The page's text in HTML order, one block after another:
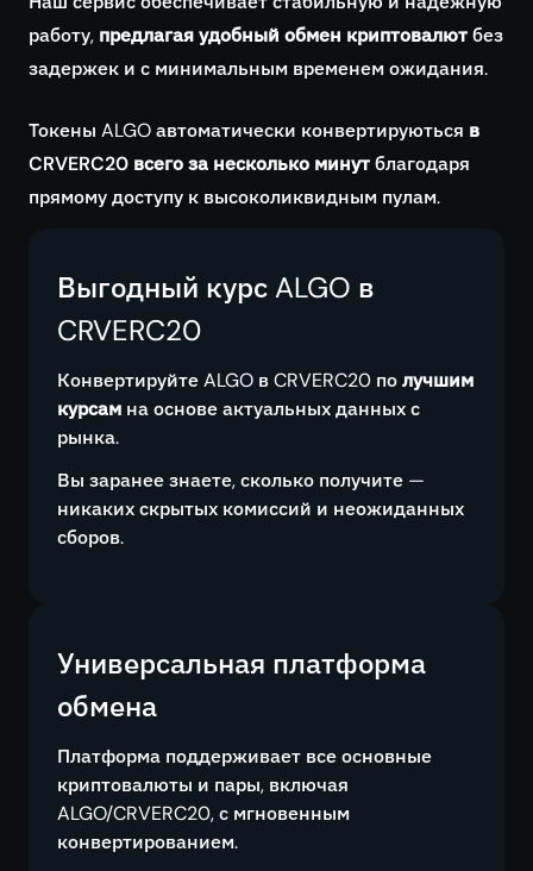
работу, предлагая удобный обмен криптовалютбез
задержек и с минимальным временем ожидания.
Токены ALGO автоматически конвертируються в
CRVERC20 всего за несколько минутблагодаря
прямому доступу к высоколиквидным пулам.
Выгодный курс ALGO в
CRVERC20
Конвертируйте ALGO в CRVERC20 получшим
курсам на основе актуальных данных с
рынка.
Вы заранее знаете, сколько получите —
никаких скрытых комиссий и неожиданных
сборов.
Универсальная платформа
обмена
Платформа поддерживает все основные
криптовалюты и пары, включая
ALGO/CRVERC20, с мгновенным
конвертированием.